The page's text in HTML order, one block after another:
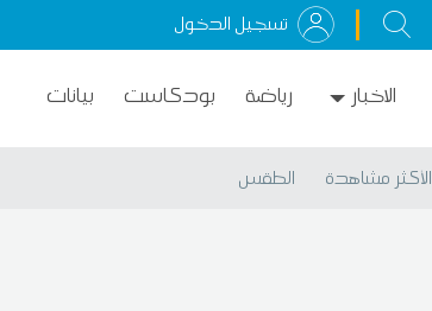
تسجيل الدخول
الاخبار رياضة بودكاست بيانات
الأكثر مشاهدة الطقس